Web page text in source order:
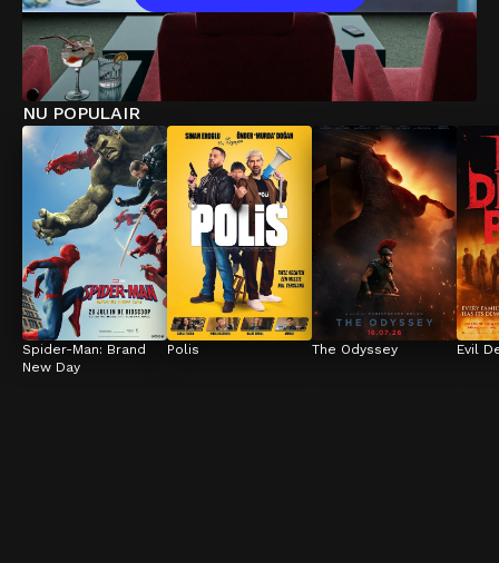
NU POPULAIR
Spider-Man: Brand
New Day
Polis The Odyssey Evil